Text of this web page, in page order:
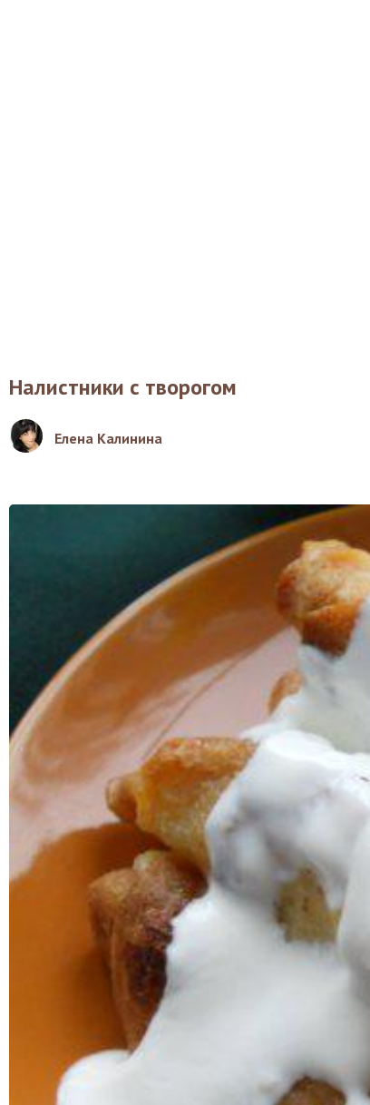
Налистники с творогом
Елена Калинина